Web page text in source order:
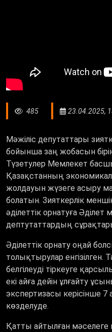
485 23.04.2025,
Мәжіліс депутаттары
бойынша заң жобасын
Түзетулер Мемлекет
Қазақстанның
жолдауын жүзеге асыру
болатын. Зияткерлік
әділеттік орнатуға Әділет
дептутаттардың
Әділеттік орнату оңай
толықтырулар енгізілген.
белгілеуді тіркеуге
екі айға дейін ұлғайту
экспертизасы керісінше 7
көзделуде.
Қатты айтылған мәселеге